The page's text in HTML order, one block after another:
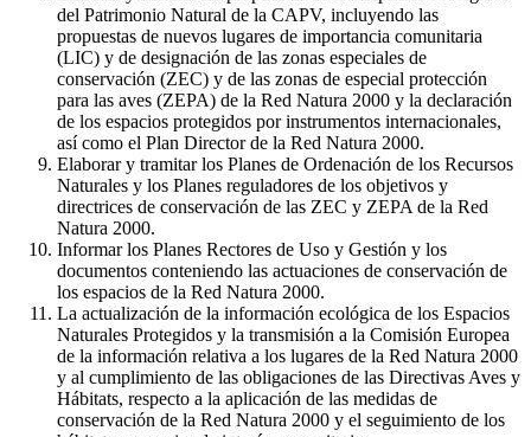
del Patrimonio Natural de la CAPV, incluyendo las
propuestas de nuevos lugares de importancia comunitaria
(LIC) y de designación de las zonas especiales de
conservación (ZEC) y de las zonas de especial protección
para las aves (ZEPA) de la Red Natura 2000 y la declaración
de los espacios protegidos por instrumentos internacionales,
así como el Plan Director de la Red Natura 2000.
Elaborar y tramitar los Planes de Ordenación de los Recursos
Naturales y los Planes reguladores de los objetivos y
directrices de conservación de las ZEC y ZEPA de la Red
Natura 2000.
Informar los Planes Rectores de Uso y Gestión y los
documentos conteniendo las actuaciones de conservación de
los espacios de la Red Natura 2000.
La actualización de la información ecológica de los Espacios
Naturales Protegidos y la transmisión a la Comisión Europea
de la información relativa a los lugares de la Red Natura 2000
y al cumplimiento de las obligaciones de las Directivas Aves y
Hábitats, respecto a la aplicación de las medidas de
conservación de la Red Natura 2000 y el seguimiento de los